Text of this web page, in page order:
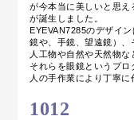
が今本当に美しいと思え
が誕生しました。
EYEVAN7285のデザイ
鏡や、手鏡、望遠鏡）、
人工物や自然や天然物な
それらを眼鏡というプ
人の手作業により丁寧に
1012